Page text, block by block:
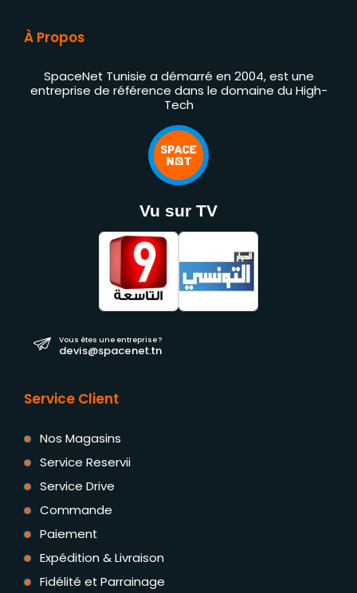
À Propos
SpaceNet Tunisie a démarré en 2004, est une
entreprise de référence dans le domaine du High-
Tech
Vu sur TV
Vous êtes une entreprise ?
devis@spacenet.tn
Service Client
Nos Magasins
Service Reservii
Service Drive
Commande
Paiement
Expédition & Livraison
Fidélité et Parrainage